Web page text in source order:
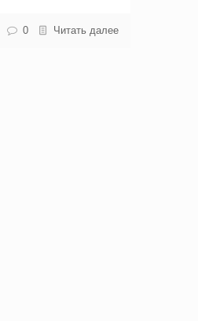
0 Читать далее